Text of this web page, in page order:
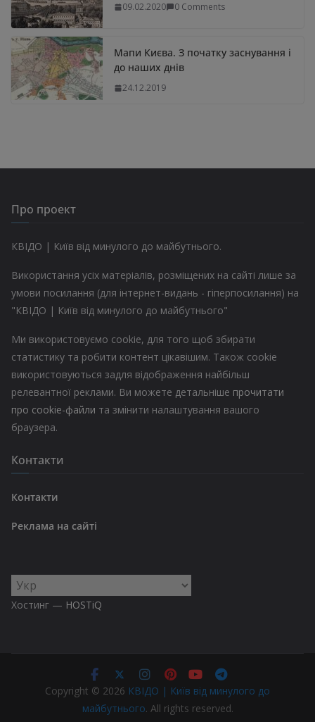
09.02.2020 0 Comments
Мапи Києва. З початку заснування і
до наших днів
24.12.2019
Про проект
КВІДО | Київ від минулого до майбутнього.
Використання усіх матеріалів, розміщених на сайті лише за
умови посилання (для інтернет-видань - гіперпосилання) на
"КВІДО | Київ від минулого до майбутнього"
Ми використовуємо cookie, для того щоб збирати
статистику та робити контент цікавішим. Також cookie
використовуються задля відображення найбільш
релевантної реклами. Ви можете детальніше прочитати
про cookie-файли та змінити налаштування вашого
браузера.
Контакти
Контакти
Реклама на сайті
Вибрати
мову
Хостинг — HOSTiQ
Copyright © 2026 КВІДО | Київ від минулого до
майбутнього. All rights reserved.